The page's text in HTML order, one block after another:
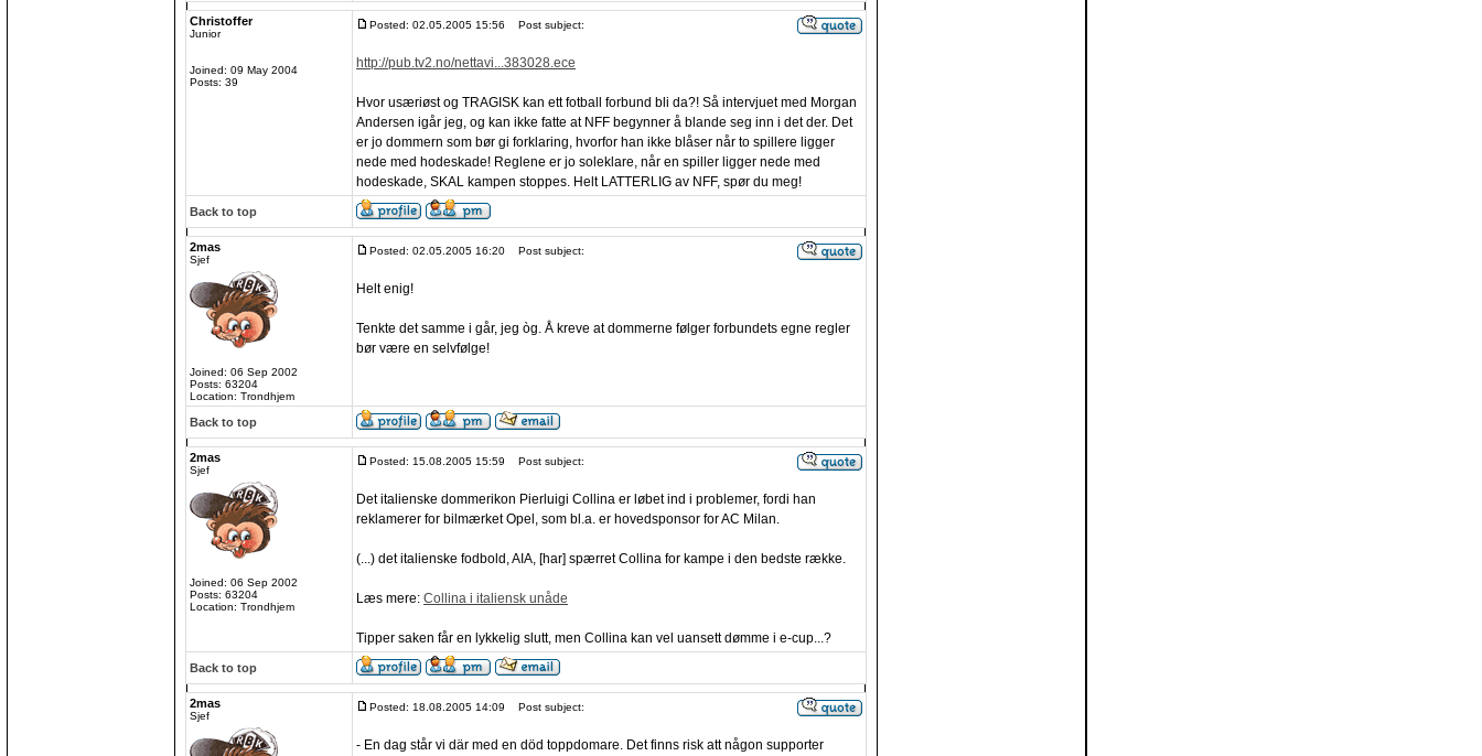
Christoffer
Junior
Joined: 09 May 2004
Posts: 39
Posted: 02.05.2005 15:56 Post subject:
http://pub.tv2.no/nettavi...383028.ece
Hvor usæriøst og TRAGISK kan ett fotball forbund bli da?! Så intervjuet med Morgan
Andersen igår jeg, og kan ikke fatte at NFF begynner å blande seg inn i det der. Det
er jo dommern som bør gi forklaring, hvorfor han ikke blåser når to spillere ligger
nede med hodeskade! Reglene er jo soleklare, når en spiller ligger nede med
hodeskade, SKAL kampen stoppes. Helt LATTERLIG av NFF, spør du meg!
Back to top
2mas
Sjef
Joined: 06 Sep 2002
Posts: 63204
Location: Trondhjem
Posted: 02.05.2005 16:20 Post subject:
Helt enig!
Tenkte det samme i går, jeg òg. Å kreve at dommerne følger forbundets egne regler
bør være en selvfølge!
Back to top
2mas
Sjef
Joined: 06 Sep 2002
Posts: 63204
Location: Trondhjem
Posted: 15.08.2005 15:59 Post subject:
Det italienske dommerikon Pierluigi Collina er løbet ind i problemer, fordi han
reklamerer for bilmærket Opel, som bl.a. er hovedsponsor for AC Milan.
(...) det italienske fodbold, AIA, [har] spærret Collina for kampe i den bedste række.
Læs mere: Collina i italiensk unåde
Tipper saken får en lykkelig slutt, men Collina kan vel uansett dømme i e-cup...?
Back to top
2mas
Sjef
Posted: 18.08.2005 14:09 Post subject:
- En dag står vi där med en död toppdomare. Det finns risk att någon supporter